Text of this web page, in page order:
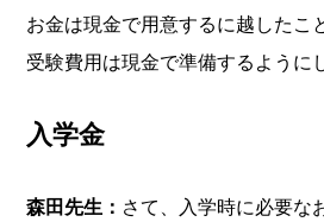
お金は現金で用意するに越したこ
受験費用は現金で準備するように
入学金
森田先生： さて、入学時に必要な